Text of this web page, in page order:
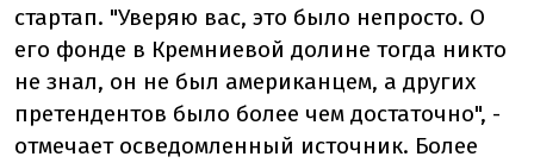
стартап. "Уверяю вас, это было непросто. О
его фонде в Кремниевой долине тогда никто
не знал, он не был американцем, а других
претендентов было более чем достаточно", -
отмечает осведомленный источник. Более